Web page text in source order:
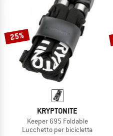
25%
KRYPTONITE
Keeper 695 Foldable
Lucchetto per bicicletta